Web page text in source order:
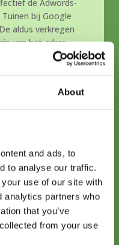
About
and ads, to
to analyse our traffic.
use of our site with
analytics partners who
that you’ve
from your use
de Adwords-
bij Google
aldus verkregen
van het adres
overgebracht naar
U treft ook het
hier aan.
wordt, om
Donny Vos
en om haar
de effectiviteit
bieden. Google
verschaffen
wordt verplicht,
informatie
Vos Tuinen